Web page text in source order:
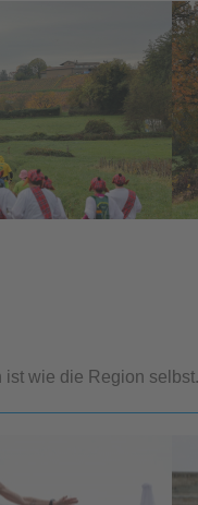
ist wie die Region selbst.